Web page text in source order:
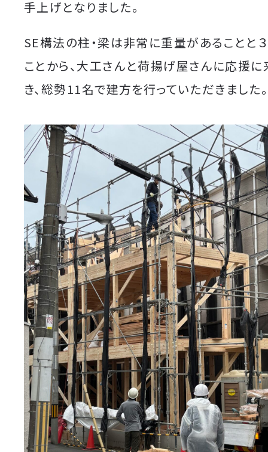
手上げとなりました。
SE構法の柱・梁は非常に重量があることと
ことから、大工さんと荷揚げ屋さんに応援
き、総勢11名で建方を行っていただきました。